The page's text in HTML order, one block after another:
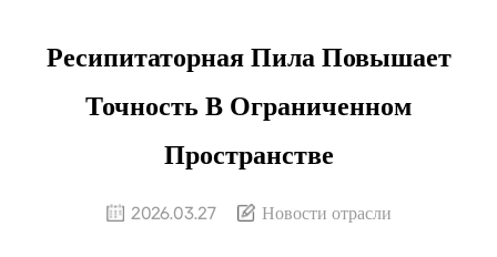
Ресипитаторная Пила Повышает
Точность В Ограниченном
Пространстве
2026.03.27 Новости отрасли